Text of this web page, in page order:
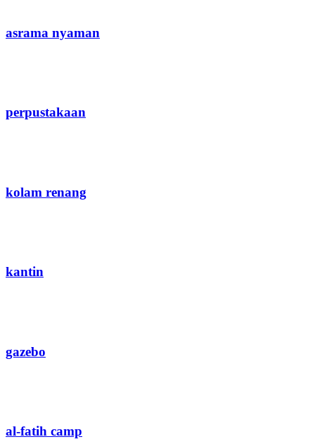
asrama nyaman
perpustakaan
kolam renang
kantin
gazebo
al-fatih camp